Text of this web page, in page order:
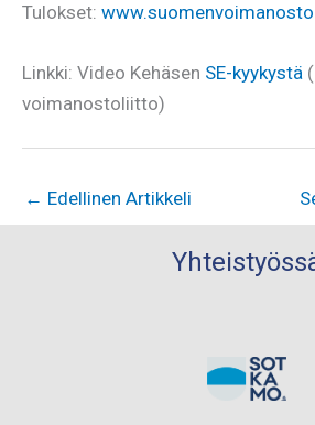
Tulokset:
Linkki: Video Kehäsen SE-kyykystä
voimanostoliitto)
← Edellinen Artikkeli